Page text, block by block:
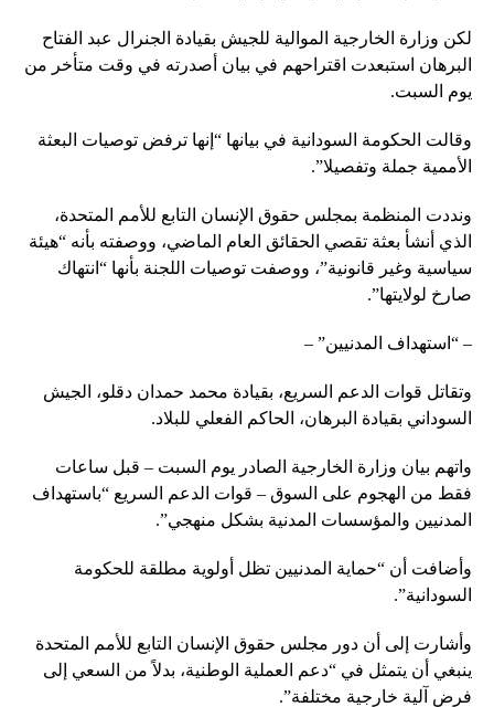
لكن وزارة الخارجية الموالية للجيش بقيادة الجنرال عبد الفتاح
البرهان استبعدت اقتراحهم في بيان أصدرته في وقت متأخر من
يوم السبت.
وقالت الحكومة السودانية في بيانها “إنها ترفض توصيات البعثة
الأممية جملة وتفصيلا”.
ونددت المنظمة بمجلس حقوق الإنسان التابع للأمم المتحدة،
الذي أنشأ بعثة تقصي الحقائق العام الماضي، ووصفته بأنه “هيئة
سياسية وغير قانونية”، ووصفت توصيات اللجنة بأنها “انتهاك
صارخ لولايتها”.
– “استهداف المدنيين” –
وتقاتل قوات الدعم السريع، بقيادة محمد حمدان دقلو، الجيش
السوداني بقيادة البرهان، الحاكم الفعلي للبلاد.
واتهم بيان وزارة الخارجية الصادر يوم السبت – قبل ساعات
فقط من الهجوم على السوق – قوات الدعم السريع “باستهداف
المدنيين والمؤسسات المدنية بشكل منهجي”.
وأضافت أن “حماية المدنيين تظل أولوية مطلقة للحكومة
السودانية”.
وأشارت إلى أن دور مجلس حقوق الإنسان التابع للأمم المتحدة
ينبغي أن يتمثل في “دعم العملية الوطنية، بدلاً من السعي إلى
فرض آلية خارجية مختلفة”.